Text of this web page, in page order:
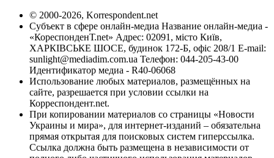
© 2000-2026, Korrespondent.net
Субъект в сфере онлайн-медиа Название онлайн-медиа -
«КореспонденТ.net» Адрес: 02091, місто Київ,
ХАРКІВСЬКЕ ШОСЕ, будинок 172-Б, офіс 208/1 E-mail:
sunlight@mediadim.com.ua Телефон: 044-205-43-00
Идентификатор медиа - R40-06068
Использование любых материалов, размещённых на
сайте, разрешается при условии ссылки на
Корреспондент.net.
При копировании материалов со страницы «Новости
Украины и мира», для интернет-изданий – обязательна
прямая открытая для поисковых систем гиперссылка.
Ссылка должна быть размещена в независимости от